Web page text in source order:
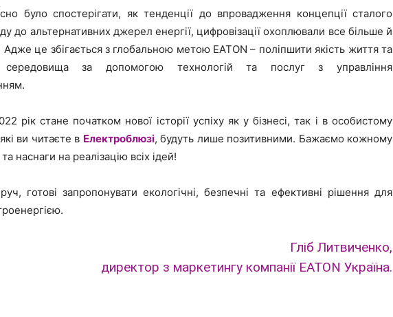
було спостерігати, як тенденції до впровадження концепції сталого
до альтернативних джерел енергії, цифровізації охоплювали все більше й
Адже це збігається з глобальною метою EATON – поліпшити якість життя та
середовища за допомогою технологій та послуг з управління
рік стане початком нової історії успіху як у бізнесі, так і в особистому
ви читаєте в Електроблюзі, будуть лише позитивними. Бажаємо кожному
наснаги на реалізацію всіх ідей!
готові запропонувати екологічні, безпечні та ефективні рішення для
Гліб Литвиченко,
директор з маркетингу компанії EATON Україна.